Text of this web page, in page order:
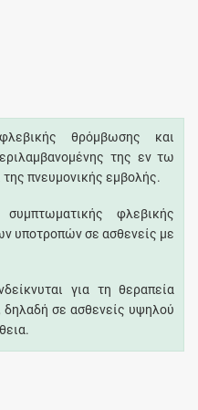
θρόμβωσης και
της εν τω
πνευμονικής εμβολής.
φλεβικής
υποτροπών σε ασθενείς με
για τη θεραπεία
σε ασθενείς υψηλού